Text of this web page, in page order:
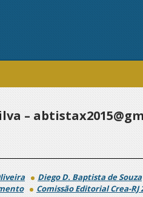
–
Diego D. Baptista de Souza
Comissão Editorial Crea-RJ